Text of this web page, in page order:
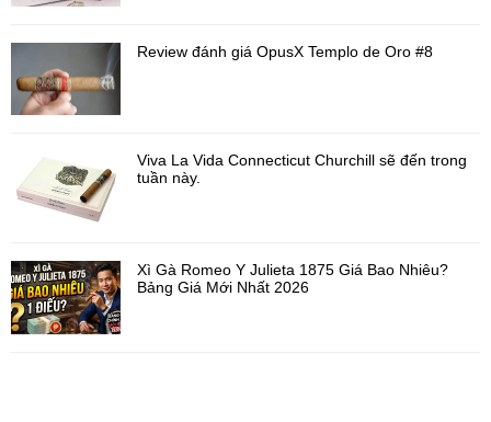
Review đánh giá OpusX Templo de Oro #8
Viva La Vida Connecticut Churchill sẽ đến trong
tuần này.
Xì Gà Romeo Y Julieta 1875 Giá Bao Nhiêu?
Bảng Giá Mới Nhất 2026